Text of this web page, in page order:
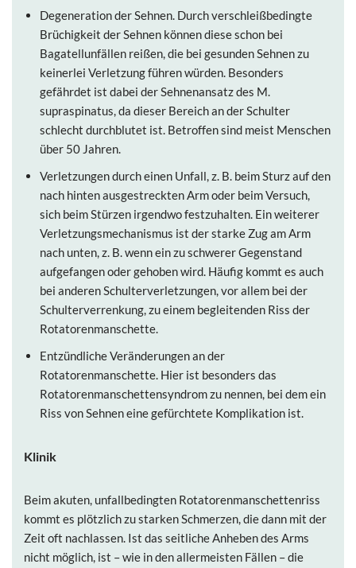
Degeneration der Sehnen. Durch verschleißbedingte
Brüchigkeit der Sehnen können diese schon bei
Bagatellunfällen reißen, die bei gesunden Sehnen zu
keinerlei Verletzung führen würden. Besonders
gefährdet ist dabei der Sehnenansatz des M.
supraspinatus, da dieser Bereich an der Schulter
schlecht durchblutet ist. Betroffen sind meist Menschen
über 50 Jahren.
Verletzungen durch einen Unfall, z. B. beim Sturz auf den
nach hinten ausgestreckten Arm oder beim Versuch,
sich beim Stürzen irgendwo festzuhalten. Ein weiterer
Verletzungsmechanismus ist der starke Zug am Arm
nach unten, z. B. wenn ein zu schwerer Gegenstand
aufgefangen oder gehoben wird. Häufig kommt es auch
bei anderen Schulterverletzungen, vor allem bei der
Schulterverrenkung, zu einem begleitenden Riss der
Rotatorenmanschette.
Entzündliche Veränderungen an der
Rotatorenmanschette. Hier ist besonders das
Rotatorenmanschettensyndrom zu nennen, bei dem ein
Riss von Sehnen eine gefürchtete Komplikation ist.
Klinik
Beim akuten, unfallbedingten Rotatorenmanschettenriss
kommt es plötzlich zu starken Schmerzen, die dann mit der
Zeit oft nachlassen. Ist das seitliche Anheben des Arms
nicht möglich, ist – wie in den allermeisten Fällen – die